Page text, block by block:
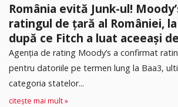
România evită Junk-ul!
ratingul de țară al României,
după ce Fitch a luat aceeași
Agenția de rating Moody’s a confirmat
pentru datoriile pe termen lung la Baa3,
categoria statelor...
citește mai mult »